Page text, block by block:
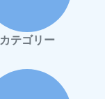
カテゴリー